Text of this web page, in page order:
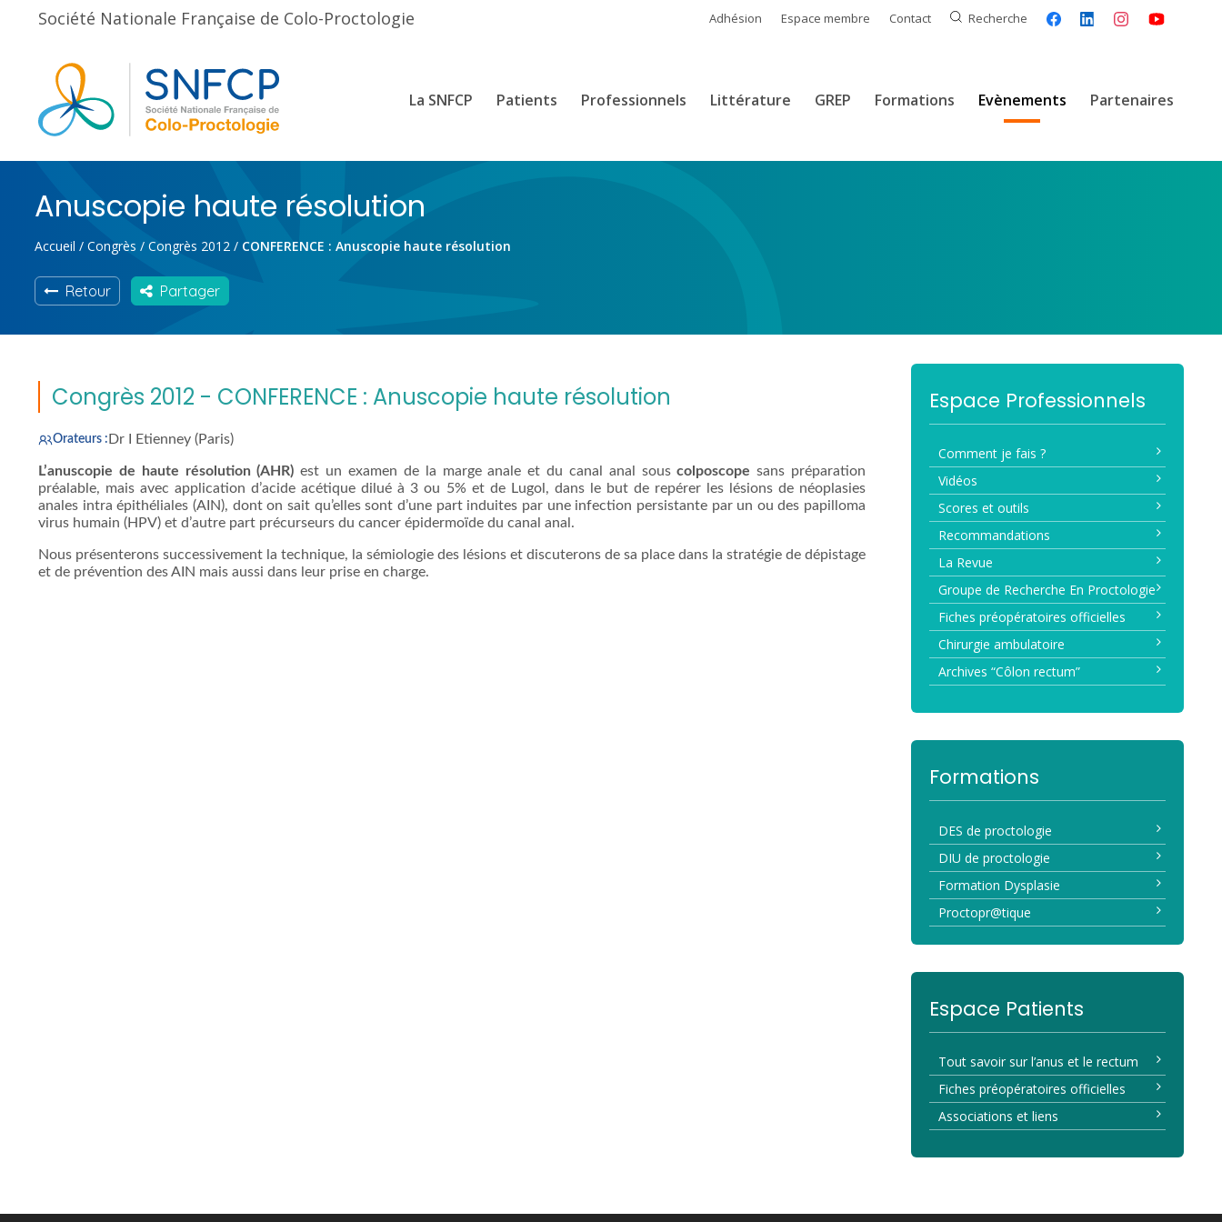
Société Nationale Française de Colo-Proctologie Adhésion Espace membre Contact Recherche
La SNFCP Patients Professionnels Littérature GREP Formations Evènements Partenaires
Anuscopie haute résolution
Accueil / Congrès / Congrès 2012 / CONFERENCE : Anuscopie haute résolution
Retour Partager
Congrès 2012 - CONFERENCE : Anuscopie haute résolution
Orateurs : Dr I Etienney (Paris)
L’anuscopie de haute résolution (AHR) est un examen de la marge anale et du canal anal souscolposcopesans préparation
préalable, mais avec application d’acide acétique dilué à 3 ou 5% et de Lugol, dans le but de repérer les lésions de néoplasies
anales intra épithéliales (AIN), dont on sait qu’elles sont d’une part induites par une infection persistante par un ou des papilloma
virus humain (HPV) et d’autre part précurseurs du cancer épidermoïde du canal anal.
Nous présenterons successivement la technique, la sémiologie des lésions et discuterons de sa place dans la stratégie de dépistage
et de prévention des AIN mais aussi dans leur prise en charge.
Espace Professionnels
Comment je fais ?
Vidéos
Scores et outils
Recommandations
La Revue
Groupe de Recherche En Proctologie
Fiches préopératoires officielles
Chirurgie ambulatoire
Archives “Côlon rectum”
Formations
DES de proctologie
DIU de proctologie
Formation Dysplasie
Proctopr@tique
Espace Patients
Tout savoir sur l’anus et le rectum
Fiches préopératoires officielles
Associations et liens